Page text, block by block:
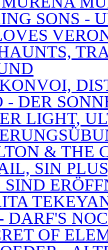
SONS -
- DER
LIGHT,
& THE
SIN
DARF'S
OF